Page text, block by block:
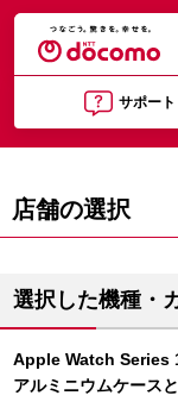
サポート
店舗の選択
選択した機種・
Apple Watch Series
アルミニウムケース